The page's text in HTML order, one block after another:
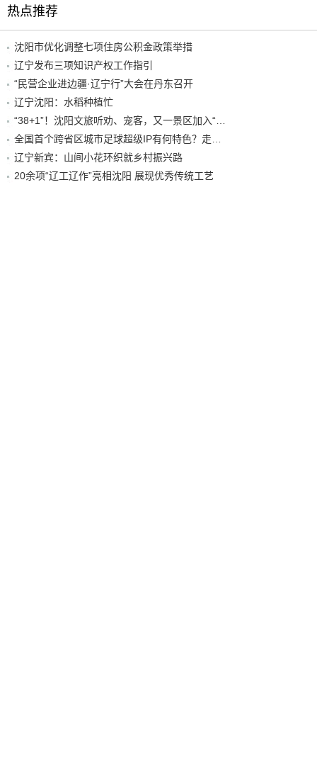
热点推荐
沈阳市优化调整七项住房公积金政策举措
辽宁发布三项知识产权工作指引
“民营企业进边疆·辽宁行”大会在丹东召开
辽宁沈阳：水稻种植忙
辽宁新宾：山间小花环织就乡村振兴路
20余项“辽工辽作”亮相沈阳 展现优秀传统工艺